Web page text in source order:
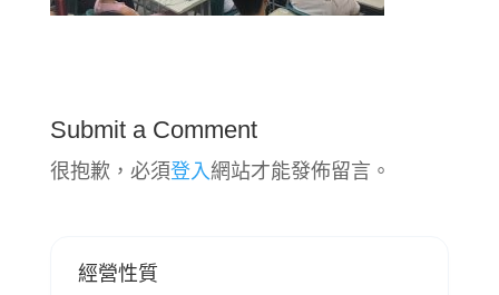
Submit a Comment
很抱歉，必須登入 網站才能發佈留言。
經營性質